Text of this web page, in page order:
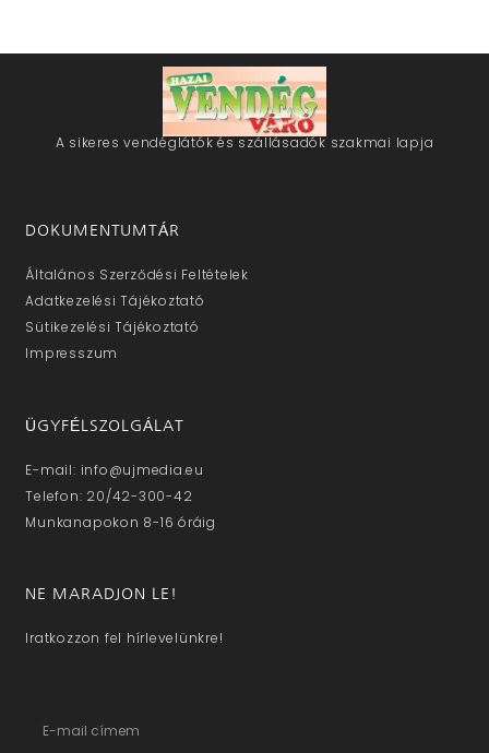
A sikeres vendéglátók és szállásadók szakmai lapja
DOKUMENTUMTÁR
Általános Szerződési Feltételek
Adatkezelési Tájékoztató
Sütikezelési Tájékoztató
Impresszum
ÜGYFÉLSZOLGÁLAT
E-mail: info@ujmedia.eu
Telefon: 20/42-300-42
Munkanapokon 8-16 óráig
NE MARADJON LE!
Iratkozzon fel hírlevelünkre!